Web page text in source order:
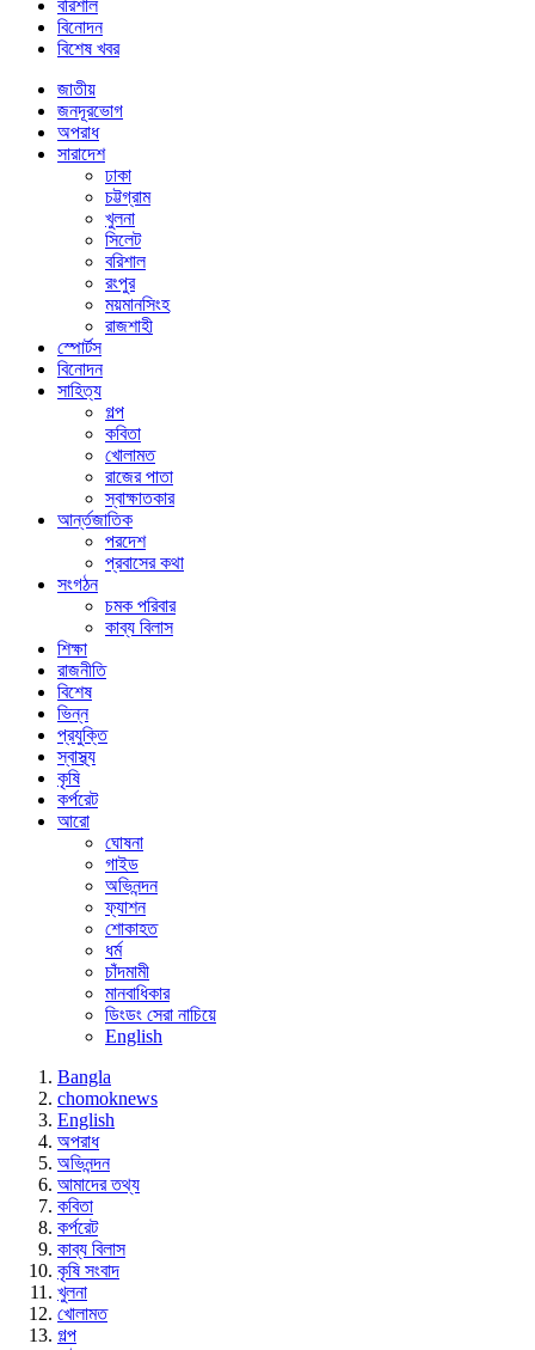
বরিশাল
বিনোদন
বিশেষ খবর
জাতীয়
জনদূরভোগ
অপরাধ
সারাদেশ
ঢাকা
চট্টগ্রাম
খুলনা
সিলেট
বরিশাল
রংপুর
ময়মানসিংহ
রাজশাহী
স্পোর্টস
বিনোদন
সাহিত্য
গল্প
কবিতা
খোলামত
রাজের পাতা
স্বাক্ষাতকার
আর্ন্তজাতিক
পরদেশ
প্রবাসের কথা
সংগঠন
চমক পরিবার
কাব্য বিলাস
শিক্ষা
রাজনীতি
বিশেষ
ভিন্ন
প্রযুক্তি
স্বাস্থ্য
কৃষি
কর্পরেট
আরো
ঘোষনা
গাইড
অভিনন্দন
ফ্যাশন
শোকাহত
ধর্ম
চাঁদমামী
মানবাধিকার
ডিংডং সেরা নাচিয়ে
English
Bangla
chomoknews
English
অপরাধ
অভিনন্দন
আমাদের তথ্য
কবিতা
কর্পরেট
কাব্য বিলাস
কৃষি সংবাদ
খুলনা
খোলামত
গল্প